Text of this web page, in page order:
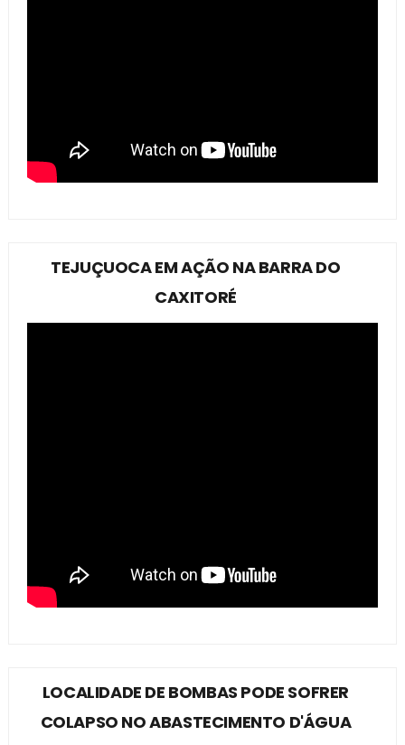
TEJUÇUOCA EM AÇÃO NA BARRA DO
CAXITORÉ
LOCALIDADE DE BOMBAS PODE SOFRER
COLAPSO NO ABASTECIMENTO D'ÁGUA